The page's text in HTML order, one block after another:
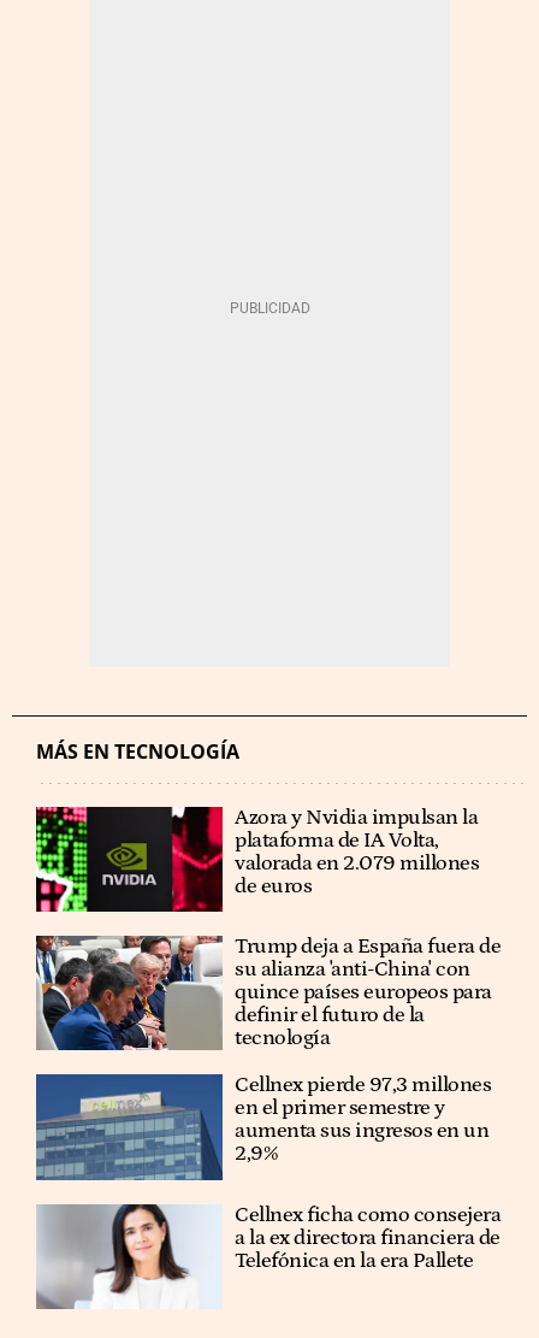
MÁS EN TECNOLOGÍA
Azora y Nvidia impulsan la
plataforma de IA Volta,
valorada en 2.079 millones
de euros
Trump deja a España fuera de
su alianza 'anti-China' con
quince países europeos para
definir el futuro de la
tecnología
Cellnex pierde 97,3 millones
en el primer semestre y
aumenta sus ingresos en un
2,9%
Cellnex ficha como consejera
a la ex directora financiera de
Telefónica en la era Pallete